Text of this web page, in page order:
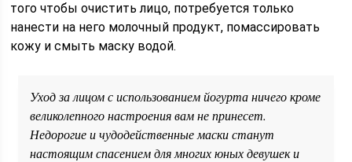
того чтобы очистить лицо, потребуется только
нанести на него молочный продукт, помассировать
кожу и смыть маску водой.
Уход за лицом с использованием йогурта ничего кроме
великолепного настроения вам не принесет.
Недорогие и чудодейственные маски станут
настоящим спасением для многих юных девушек и